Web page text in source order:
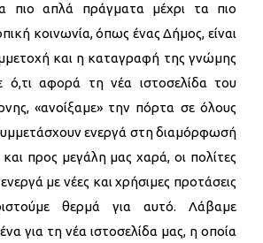
πιο απλά πράγματα μέχρι τα πιο
κοινωνία, όπως ένας Δήμος, είναι
και η καταγραφή της γνώμης
ό,τι αφορά τη νέα ιστοσελίδα του
«ανοίξαμε» την πόρτα σε όλους
ενεργά στη διαμόρφωσή
προς μεγάλη μας χαρά, οι πολίτες
με νέες και χρήσιμες προτάσεις
θερμά για αυτό. Λάβαμε
για τη νέα ιστοσελίδα μας, η οποία